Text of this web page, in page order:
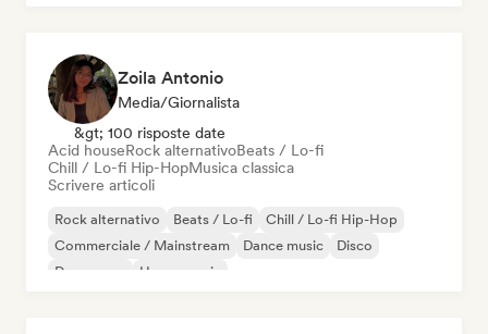
Zoila Antonio
Media/Giornalista
&gt; 100 risposte date
Acid houseRock alternativoBeats / Lo-fi
Chill / Lo-fi Hip-HopMusica classica
Scrivere articoli
Rock alternativo Beats / Lo-fi
Chill / Lo-fi Hip-Hop
Commerciale / Mainstream
Dance music
Disco
Dream pop
House music